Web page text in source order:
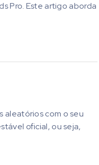
Pro. Este artigo aborda
aleatórios com o seu
oficial, ou seja,